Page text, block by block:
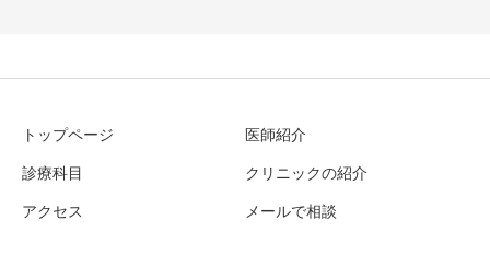
トップページ 医師紹介
診療科目 クリニックの紹介
アクセス メールで相談